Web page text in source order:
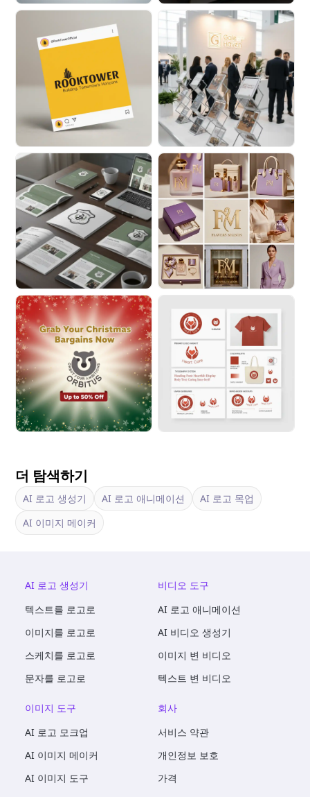
더 탐색하기
AI 로고 생성기 AI 로고 애니메이션
AI 로고 목업
AI 이미지 메이커
AI 로고 생성기
텍스트를 로고로
이미지를 로고로
스케치를 로고로
문자를 로고로
비디오 도구
AI 로고 애니메이션
AI 비디오 생성기
이미지 변 비디오
텍스트 변 비디오
이미지 도구
AI 로고 모크업
AI 이미지 메이커
AI 이미지 도구
회사
서비스 약관
개인정보 보호
가격